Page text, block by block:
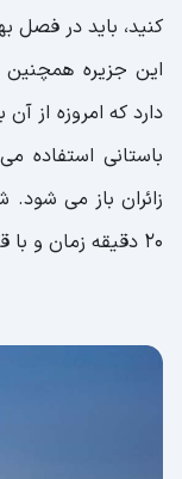
کنید، باید در فصل
این جزیره همچنین
دارد که امروزه از
باستانی استفاده
زائران باز می
20 دقیقه زمان و با قایق به این جزیره ی زیبا برسید.